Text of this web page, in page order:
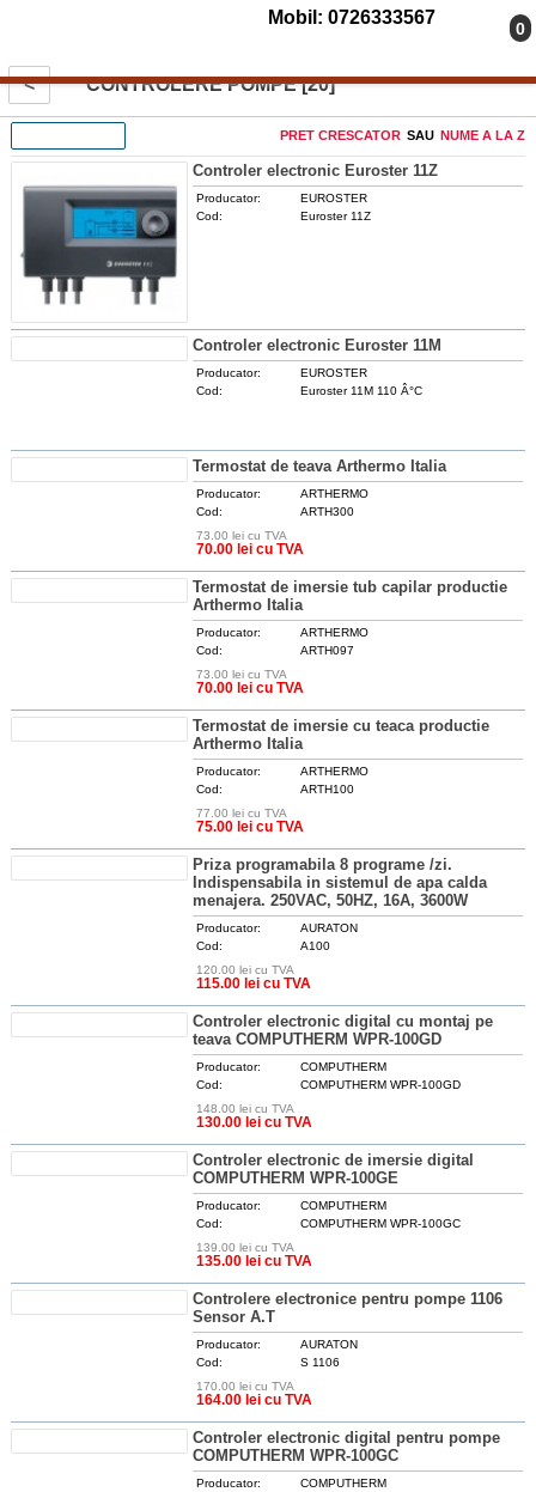
Mobil: 0726333567
0
< CONTROLERE POMPE [20]
NUME A LA Z
SAU
PRET CRESCATOR
Controler electronic Euroster 11Z
Producator:
EUROSTER
Cod:
Euroster 11Z
Controler electronic Euroster 11M
Producator:
EUROSTER
Cod:
Euroster 11M 110 Â°C
Termostat de teava Arthermo Italia
Producator:
ARTHERMO
Cod:
ARTH300
73.00 lei cu TVA
70.00 lei cu TVA
Termostat de imersie tub capilar productie
Arthermo Italia
Producator:
ARTHERMO
Cod:
ARTH097
73.00 lei cu TVA
70.00 lei cu TVA
Termostat de imersie cu teaca productie
Arthermo Italia
Producator:
ARTHERMO
Cod:
ARTH100
77.00 lei cu TVA
75.00 lei cu TVA
Priza programabila 8 programe /zi.
Indispensabila in sistemul de apa calda
menajera. 250VAC, 50HZ, 16A, 3600W
Producator:
AURATON
Cod:
A100
120.00 lei cu TVA
115.00 lei cu TVA
Controler electronic digital cu montaj pe
teava COMPUTHERM WPR-100GD
Producator:
COMPUTHERM
Cod:
COMPUTHERM WPR-100GD
148.00 lei cu TVA
130.00 lei cu TVA
Controler electronic de imersie digital
COMPUTHERM WPR-100GE
Producator:
COMPUTHERM
Cod:
COMPUTHERM WPR-100GC
139.00 lei cu TVA
135.00 lei cu TVA
Controlere electronice pentru pompe 1106
Sensor A.T
Producator:
AURATON
Cod:
S 1106
170.00 lei cu TVA
164.00 lei cu TVA
Controler electronic digital pentru pompe
COMPUTHERM WPR-100GC
Producator:
COMPUTHERM